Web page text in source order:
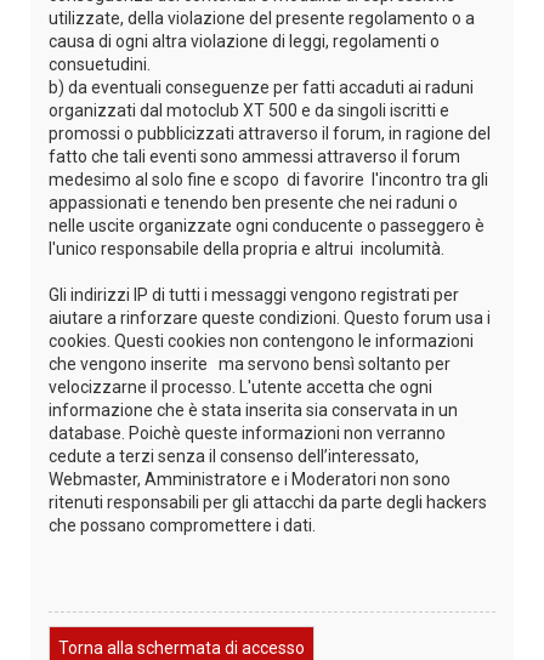
utilizzate, della violazione del presente regolamento o a
causa di ogni altra violazione di leggi, regolamenti o
consuetudini.
b) da eventuali conseguenze per fatti accaduti ai raduni
organizzati dal motoclub XT 500 e da singoli iscritti e
promossi o pubblicizzati attraverso il forum, in ragione del
fatto che tali eventi sono ammessi attraverso il forum
medesimo al solo fine e scopo di favorire l'incontro tra gli
appassionati e tenendo ben presente che nei raduni o
nelle uscite organizzate ogni conducente o passeggero è
l'unico responsabile della propria e altrui incolumità.
Gli indirizzi IP di tutti i messaggi vengono registrati per
aiutare a rinforzare queste condizioni. Questo forum usa i
cookies. Questi cookies non contengono le informazioni
che vengono inserite ma servono bensì soltanto per
velocizzarne il processo. L'utente accetta che ogni
informazione che è stata inserita sia conservata in un
database. Poichè queste informazioni non verranno
cedute a terzi senza il consenso dell’interessato,
Webmaster, Amministratore e i Moderatori non sono
ritenuti responsabili per gli attacchi da parte degli hackers
che possano compromettere i dati.
Torna alla schermata di accesso